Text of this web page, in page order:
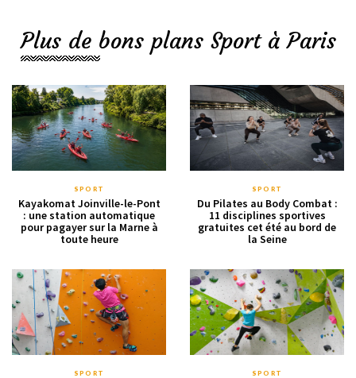
Plus de bons plans Sport à Paris
SPORT
Kayakomat Joinville-le-Pont
: une station automatique
pour pagayer sur la Marne à
toute heure
SPORT
Du Pilates au Body Combat :
11 disciplines sportives
gratuites cet été au bord de
la Seine
SPORT SPORT